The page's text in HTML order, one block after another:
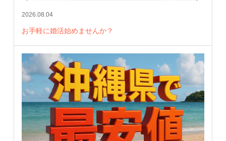
2026.08.04
お手軽に婚活始めませんか？